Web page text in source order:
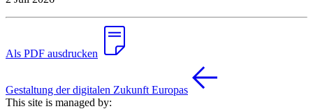
Als PDF ausdrucken
Gestaltung der digitalen Zukunft Europas
This site is managed by: